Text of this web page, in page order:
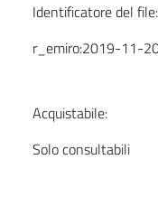
Identificatore del file:
r_emiro:2019-11-
Acquistabile:
Solo consultabili